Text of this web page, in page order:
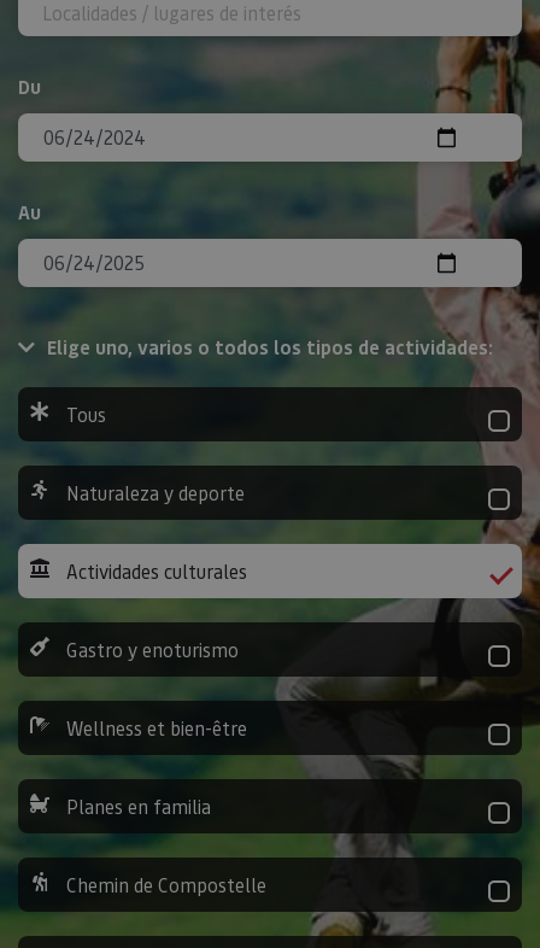
Du
Au
Elige uno, varios o todos los tipos de actividades:
Tous
Naturaleza y deporte
Actividades culturales
Gastro y enoturismo
Wellness et bien-être
Planes en familia
Chemin de Compostelle